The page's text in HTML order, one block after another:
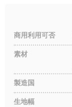
商用利用可否
素材
製造国
生地幅